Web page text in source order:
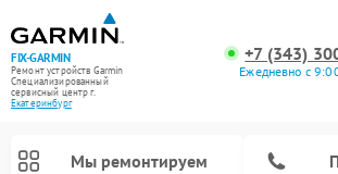
FIX-GARMIN
Ремонт устройств Garmin
Специализированный
cервисный центр г.
Екатеринбург
+7 (343)
Ежедневно с
Мы ремонтируем